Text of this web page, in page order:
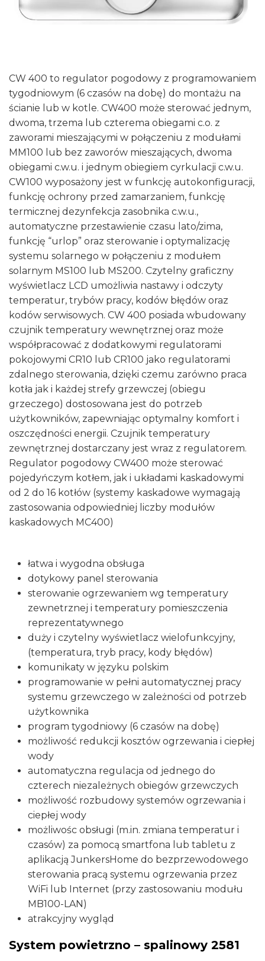
CW 400 to regulator pogodowy z programowaniem
tygodniowym (6 czasów na dobę) do montażu na
ścianie lub w kotle. CW400 może sterować jednym,
dwoma, trzema lub czterema obiegami c.o. z
zaworami mieszającymi w połączeniu z modułami
MM100 lub bez zaworów mieszających, dwoma
obiegami c.w.u. i jednym obiegiem cyrkulacji c.w.u.
CW100 wyposażony jest w funkcję autokonfiguracji,
funkcję ochrony przed zamarzaniem, funkcję
termicznej dezynfekcja zasobnika c.w.u.,
automatyczne przestawienie czasu lato/zima,
funkcję “urlop” oraz sterowanie i optymalizację
systemu solarnego w połączeniu z modułem
solarnym MS100 lub MS200. Czytelny graficzny
wyświetlacz LCD umożliwia nastawy i odczyty
temperatur, trybów pracy, kodów błędów oraz
kodów serwisowych. CW 400 posiada wbudowany
czujnik temperatury wewnętrznej oraz może
współpracować z dodatkowymi regulatorami
pokojowymi CR10 lub CR100 jako regulatorami
zdalnego sterowania, dzięki czemu zarówno praca
kotła jak i każdej strefy grzewczej (obiegu
grzeczego) dostosowana jest do potrzeb
użytkowników, zapewniając optymalny komfort i
oszczędności energii. Czujnik temperatury
zewnętrznej dostarczany jest wraz z regulatorem.
Regulator pogodowy CW400 może sterować
pojedyńczym kotłem, jak i układami kaskadowymi
od 2 do 16 kotłów (systemy kaskadowe wymagają
zastosowania odpowiedniej liczby modułów
kaskadowych MC400)
łatwa i wygodna obsługa
dotykowy panel sterowania
sterowanie ogrzewaniem wg temperatury
zewnetrznej i temperatury pomieszczenia
reprezentatywnego
duży i czytelny wyświetlacz wielofunkcyjny,
(temperatura, tryb pracy, kody błędów)
komunikaty w języku polskim
programowanie w pełni automatycznej pracy
systemu grzewczego w zależności od potrzeb
użytkownika
program tygodniowy (6 czasów na dobę)
możliwość redukcji kosztów ogrzewania i ciepłej
wody
automatyczna regulacja od jednego do
czterech niezależnych obiegów grzewczych
możliwość rozbudowy systemów ogrzewania i
ciepłej wody
możliwośc obsługi (m.in. zmiana temperatur i
czasów) za pomocą smartfona lub tabletu z
aplikacją JunkersHome do bezprzewodowego
sterowania pracą systemu ogrzewania przez
WiFi lub Internet (przy zastosowaniu modułu
MB100-LAN)
atrakcyjny wygląd
System powietrzno – spalinowy 2581